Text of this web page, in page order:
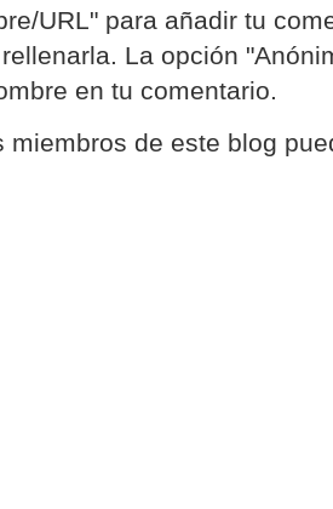
URL" para añadir tu
La opción
en tu comentario.
miembros de este blog